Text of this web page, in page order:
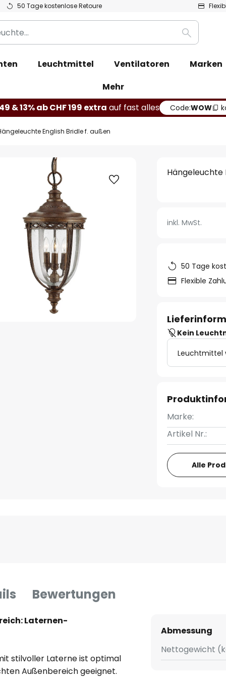
50 Tage kostenlose Retoure
Suche
Leuchtmittel Ventilatoren
Marken
Mehr
& 13% ab CHF 199 extra auf fast alles Code:WOW
English Bridle f. außen
Hängeleuchte
inkl. MwSt.
50 Tage
Flexible
Kein
Leuchtmittel
Marke:
Artikel Nr.:
Alle
Bewertungen
Laternen-
stilvoller Laterne ist optimal
Außenbereich geeignet.
Abmessung
Nettogewicht